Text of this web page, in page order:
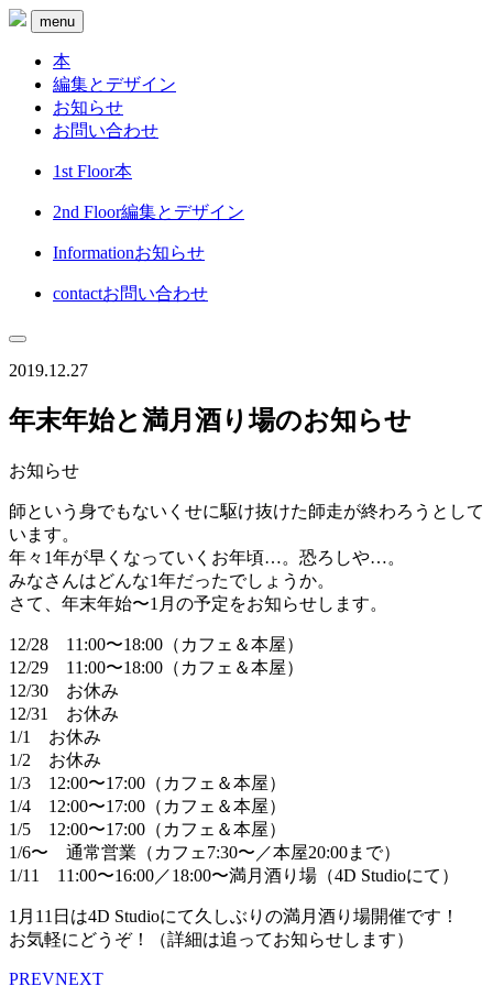
menu
本
編集とデザイン
お知らせ
お問い合わせ
1st Floor本
2nd Floor編集とデザイン
Informationお知らせ
contactお問い合わせ
2019.12.27
年末年始と満月酒り場のお知らせ
お知らせ
師という身でもないくせに駆け抜けた師走が終わろうとして
います。
年々1年が早くなっていくお年頃…。恐ろしや…。
みなさんはどんな1年だったでしょうか。
さて、年末年始〜1月の予定をお知らせします。
12/28 11:00〜18:00（カフェ＆本屋）
12/29 11:00〜18:00（カフェ＆本屋）
12/30 お休み
12/31 お休み
1/1 お休み
1/2 お休み
1/3 12:00〜17:00（カフェ＆本屋）
1/4 12:00〜17:00（カフェ＆本屋）
1/5 12:00〜17:00（カフェ＆本屋）
1/6〜 通常営業（カフェ7:30〜／本屋20:00まで）
1/11 11:00〜16:00／18:00〜満月酒り場（4D Studioにて）
1月11日は4D Studioにて久しぶりの満月酒り場開催です！
お気軽にどうぞ！（詳細は追ってお知らせします）
PREVNEXT